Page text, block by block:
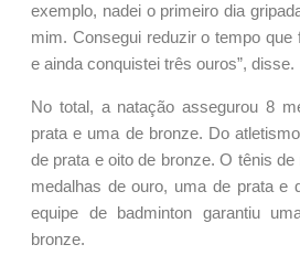
exemplo, nadei o primeiro dia
mim. Consegui reduzir o tempo que
e ainda conquistei três ouros”, disse.
No total, a natação assegurou 8
prata e uma de bronze. Do
de prata e oito de bronze. O tênis
medalhas de ouro, uma de prata e
equipe de badminton garantiu
bronze.